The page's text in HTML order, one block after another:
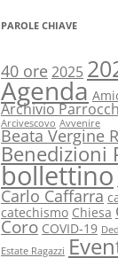
PAROLE CHIAVE
40 ore 2025
Agenda
Archivio
Arcivescovo Avvenire
Beata Vergine
Benedizioni
bollettino
Carlo Caffarra
catechismo Chiesa
Coro COVID-19
Estate Ragazzi